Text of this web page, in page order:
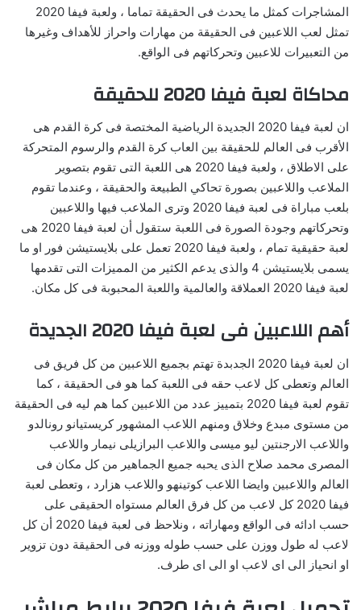
المشاجرات كمثل ما يحدث فى الحقيقة تماما ، ولعبة فيفا 2020
تمثل لعب اللاعبين فى الحقيقة من مهارات واحراز للأهداف وغيرها
من التعبيرات للاعبين وتحركاتهم فى الواقع.
محاكاة لعبة فيفا 2020 للحقيقة
ان لعبة فيفا 2020 الجديدة الرياضية المختصة فى كرة القدم هى
الأقرب فى العالم للحقيقة بين العاب كرة القدم والرسوم المتحركة
على الاطلاق ، ولعبة فيفا 2020 هى اللعبة التى تقوم بتصوير
الملاعب واللاعبين بصورة تحاكي الطبيعة والحقيقة ، وعندما تقوم
بلعب مباراة فى لعبة فيفا 2020 وترى الملاعب فيها واللاعبين
وتحركاتهم وجودة الصورة فى اللعبة ستقول أن لعبة فيفا 2020 هى
لعبة حقيقية تمام ، ولعبة فيفا 2020 تعمل على بلايستيشن فور او ما
يسمى بلايستيشن 4 والذى يدعم الكثير من المميزات التى تقدمها
لعبة فيفا 2020 العملاقة والعالمية واللعبة المحبوبة فى كل مكان.
أهم اللاعبين فى لعبة فيفا 2020 الجديدة
ان لعبة فيفا 2020 الجدبدة تهتم بجميع اللاعبين من كل فريق فى
العالم وتعطى كل لاعب حقه فى اللعبة كما هو فى الحقيقة ، كما
تقوم لعبة فيفا 2020 بتمييز عدد من اللاعبين كما هم ليه فى الحقيقة
من مستوى مبدع وخلاق ومنهم اللاعب المشهور كريستيانو رونالدو
واللاعب الارجنتين ليو ميسى واللاعب البرازيلى نيمار واللاعب
المصرى محمد صلاح الذى يحبه جميع الجماهير من كل مكان فى
العالم واللاعبين وايضا اللاعب كوتينهو واللاعب هزارد ، وتعطى لعبة
فيفا 2020 كل لاعب من كل فرق العالم مستواه الحقيقى على
حسب ادائه فى الواقع ومهاراته ، ونلاحظ فى لعبة فيفا 2020 أن كل
لاعب له طول ووزن على حسب طوله ووزنه فى الحقيقة دون تزوير
او انحياز الى اى لاعب او الى اى طرف.